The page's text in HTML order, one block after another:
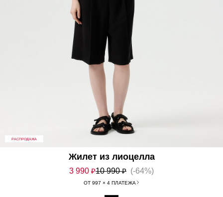
РАСПРОДАЖА
Жилет из лиоцелла
3 990 ₽10 990₽ (-64%)
ОТ 997 × 4 ПЛАТЕЖА